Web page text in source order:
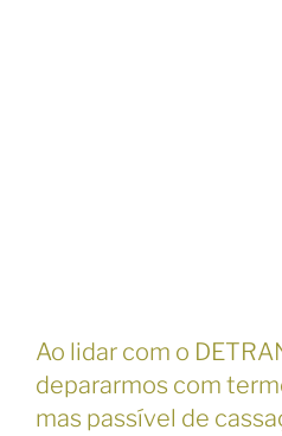
Ao lidar com o
depararmos com
mas passível de